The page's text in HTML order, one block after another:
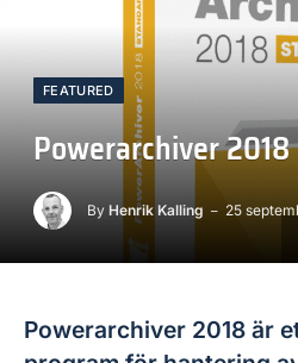
FEATURED
Powerarchiver
By Henrik Kalling 25
Powerarchiver 2018 är